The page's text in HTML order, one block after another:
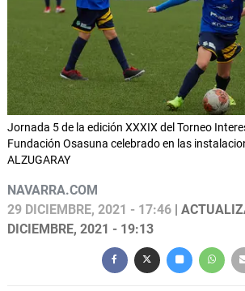
Jornada 5 de la edición XXXIX del Torneo
Fundación Osasuna celebrado en las
ALZUGARAY
NAVARRA.COM
29 DICIEMBRE, 2021 - 17:46 |
DICIEMBRE, 2021 - 19:13